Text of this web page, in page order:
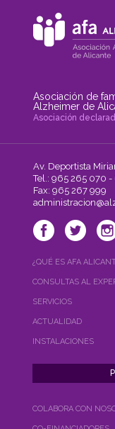
Asociación de
Alzheimer de
Asociación
Av. Deportista
Tel.: 965 265 070 -
Fax: 965 267 999
¿QUÉ ES AFA
CONSULTAS AL
SERVICIOS
ACTUALIDAD
INSTALACIONES
COLABORA CON